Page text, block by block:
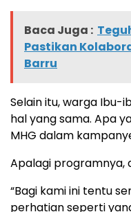
Baca Juga :
Pastikan
Barru
Selain itu, warga Ibu-
hal yang sama. Apa
MHG dalam
Apalagi programnya,
“Bagi kami ini tentu
perhatian seperti